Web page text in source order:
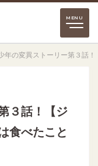
年の変異ストーリー第３話
３話！【ジ
食べたこと